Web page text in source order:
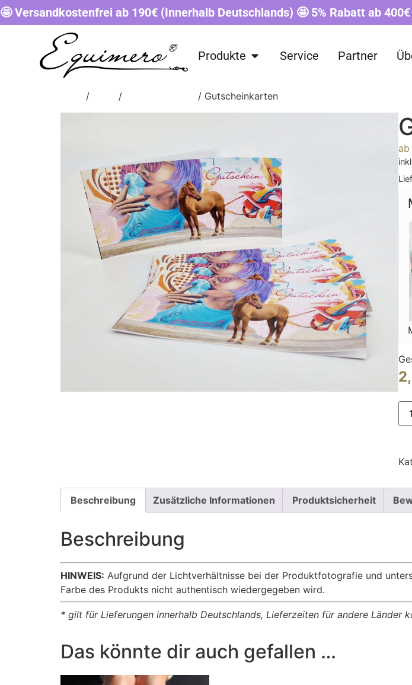
🤩 Versandkostenfrei ab 190€ (Innerhalb Deutschlands) 🤩 5% Rabatt ab
Produkte Service Partner
/ / / Gutscheinkarten
ab
Beschreibung Zusätzliche Informationen Produktsicherheit
Beschreibung
HINWEIS: Aufgrund der Lichtverhältnisse bei der Produktfotografie und
Farbe des Produkts nicht authentisch wiedergegeben wird.
* gilt für Lieferungen innerhalb Deutschlands, Lieferzeiten für andere Länder
Das könnte dir auch gefallen …